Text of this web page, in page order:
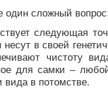
сложный
следующая
несут в своей
чистоту
для самки –
вида в потомстве.